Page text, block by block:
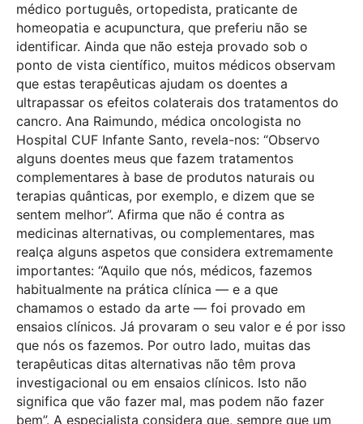
médico português, ortopedista, praticante de
homeopatia e acupunctura, que preferiu não se
identificar. Ainda que não esteja provado sob o
ponto de vista científico, muitos médicos observam
que estas terapêuticas ajudam os doentes a
ultrapassar os efeitos colaterais dos tratamentos do
cancro. Ana Raimundo, médica oncologista no
Hospital CUF Infante Santo, revela-nos: “Observo
alguns doentes meus que fazem tratamentos
complementares à base de produtos naturais ou
terapias quânticas, por exemplo, e dizem que se
sentem melhor”. Afirma que não é contra as
medicinas alternativas, ou complementares, mas
realça alguns aspetos que considera extremamente
importantes: “Aquilo que nós, médicos, fazemos
habitualmente na prática clínica — e a que
chamamos o estado da arte — foi provado em
ensaios clínicos. Já provaram o seu valor e é por isso
que nós os fazemos. Por outro lado, muitas das
terapêuticas ditas alternativas não têm prova
investigacional ou em ensaios clínicos. Isto não
significa que vão fazer mal, mas podem não fazer
bem”. A especialista considera que, sempre que um